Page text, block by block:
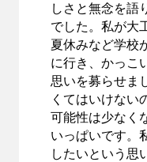
しさと無念を語
でした。私が大
夏休みなど学校
に行き、かっこ
思いを募らせま
くてはいけない
可能性は少なく
いっぱいです。
したいという思